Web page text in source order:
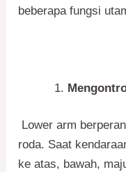
beberapa fungsi
Lower arm
roda. Saat
ke atas, bawah,